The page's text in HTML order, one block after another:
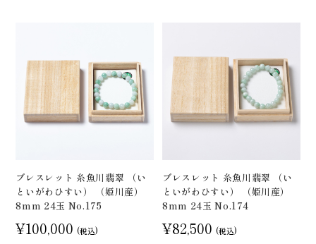
ブレスレット 糸魚川翡翠 （い
といがわひすい） （姫川産）
8mm 24玉 No.175
¥100,000 (税込)
ブレスレット 糸魚川翡翠 （い
といがわひすい） （姫川産）
8mm 24玉 No.174
¥82,500 (税込)